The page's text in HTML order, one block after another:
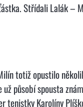
Střídali Lalák –
totiž opustilo
působí spousta
tenistky Karolíny